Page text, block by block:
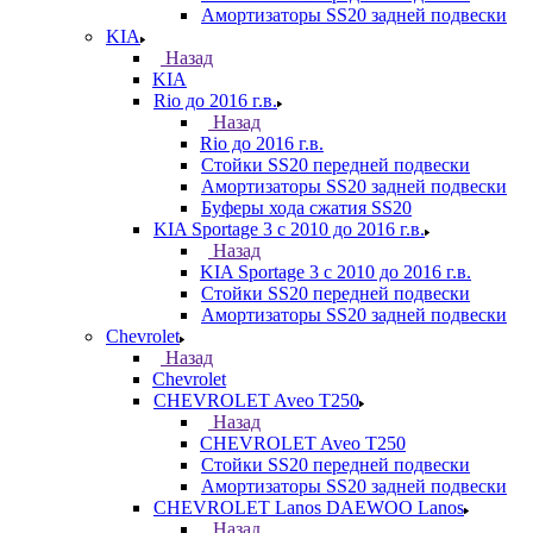
Амортизаторы SS20 задней подвески
KIA
Назад
KIA
Rio до 2016 г.в.
Назад
Rio до 2016 г.в.
Стойки SS20 передней подвески
Амортизаторы SS20 задней подвески
Буферы хода сжатия SS20
KIA Sportage 3 с 2010 до 2016 г.в.
Назад
KIA Sportage 3 с 2010 до 2016 г.в.
Стойки SS20 передней подвески
Амортизаторы SS20 задней подвески
Chevrolet
Назад
Chevrolet
CHEVROLET Aveo T250
Назад
CHEVROLET Aveo T250
Стойки SS20 передней подвески
Амортизаторы SS20 задней подвески
CHEVROLET Lanos DAEWOO Lanos
Назад